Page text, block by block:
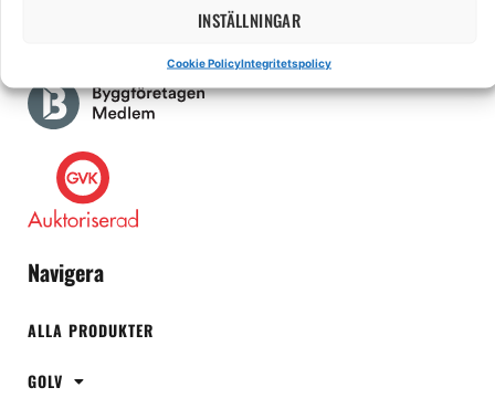
INSTÄLLNINGAR
Cookie PolicyIntegritetspolicy
Västerås hjälper vår personal dig att hitta rätt golv och ger dig alla svar du
Navigera
ALLA PRODUKTER
GOLV